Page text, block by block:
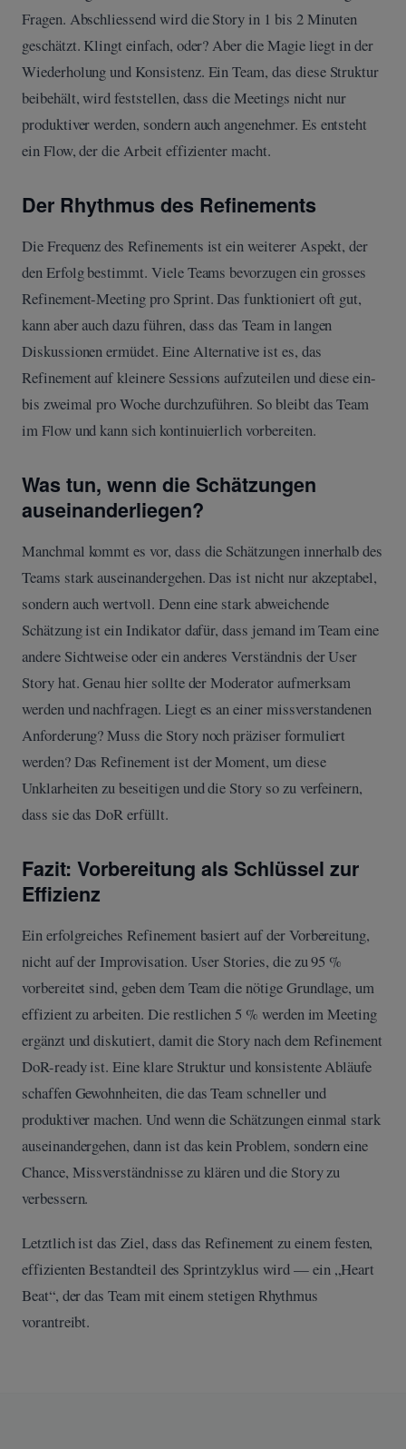
Fragen. Abschliessend wird die Story in 1 bis 2 Minuten
geschätzt. Klingt einfach, oder? Aber die Magie liegt in der
Wiederholung und Konsistenz. Ein Team, das diese Struktur
beibehält, wird feststellen, dass die Meetings nicht nur
produktiver werden, sondern auch angenehmer. Es entsteht
ein Flow, der die Arbeit effizienter macht.
Der Rhythmus des Refinements
Die Frequenz des Refinements ist ein weiterer Aspekt, der
den Erfolg bestimmt. Viele Teams bevorzugen ein grosses
Refinement-Meeting pro Sprint. Das funktioniert oft gut,
kann aber auch dazu führen, dass das Team in langen
Diskussionen ermüdet. Eine Alternative ist es, das
Refinement auf kleinere Sessions aufzuteilen und diese ein-
bis zweimal pro Woche durchzuführen. So bleibt das Team
im Flow und kann sich kontinuierlich vorbereiten.
Was tun, wenn die Schätzungen
auseinanderliegen?
Manchmal kommt es vor, dass die Schätzungen innerhalb des
Teams stark auseinandergehen. Das ist nicht nur akzeptabel,
sondern auch wertvoll. Denn eine stark abweichende
Schätzung ist ein Indikator dafür, dass jemand im Team eine
andere Sichtweise oder ein anderes Verständnis der User
Story hat. Genau hier sollte der Moderator aufmerksam
werden und nachfragen. Liegt es an einer missverstandenen
Anforderung? Muss die Story noch präziser formuliert
werden? Das Refinement ist der Moment, um diese
Unklarheiten zu beseitigen und die Story so zu verfeinern,
dass sie das DoR erfüllt.
Fazit: Vorbereitung als Schlüssel zur
Effizienz
Ein erfolgreiches Refinement basiert auf der Vorbereitung,
nicht auf der Improvisation. User Stories, die zu 95 %
vorbereitet sind, geben dem Team die nötige Grundlage, um
effizient zu arbeiten. Die restlichen 5 % werden im Meeting
ergänzt und diskutiert, damit die Story nach dem Refinement
DoR-ready ist. Eine klare Struktur und konsistente Abläufe
schaffen Gewohnheiten, die das Team schneller und
produktiver machen. Und wenn die Schätzungen einmal stark
auseinandergehen, dann ist das kein Problem, sondern eine
Chance, Missverständnisse zu klären und die Story zu
verbessern.
Letztlich ist das Ziel, dass das Refinement zu einem festen,
effizienten Bestandteil des Sprintzyklus wird — ein „Heart
Beat“, der das Team mit einem stetigen Rhythmus
vorantreibt.